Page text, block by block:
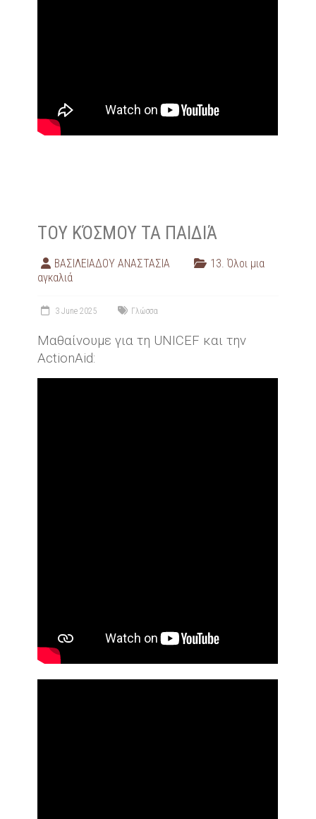
ΤΟΥ ΚΌΣΜΟΥ ΤΑ ΠΑΙΔΙΆ
ΒΑΣΙΛΕΙΑΔΟΥ ΑΝΑΣΤΑΣΙΑ
13. Όλοι μια
αγκαλιά
3 June 2025 Γλώσσα
Μαθαίνουμε για τη UNICEF και την
ActionAid: